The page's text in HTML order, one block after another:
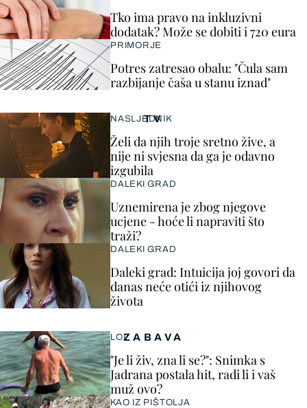
Tko ima pravo na inkluzivni
dodatak? Može se dobiti i 720 eura
PRIMORJE
Potres zatresao obalu: "Čula sam
razbijanje čaša u stanu iznad"
ZABAVA
LOL
"Je li živ, zna li se?": Snimka s
Jadrana postala hit, radi li i vaš
muž ovo?
KAO IZ PIŠTOLJA
TV
NASLJEDNIK
Želi da njih troje sretno žive, a
nije ni svjesna da ga je odavno
izgubila
DALEKI GRAD
Uznemirena je zbog njegove
ucjene - hoće li napraviti što
traži?
DALEKI GRAD
Daleki grad: Intuicija joj govori da
danas neće otići iz njihovog
života